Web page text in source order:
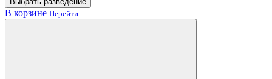
В корзине Перейти